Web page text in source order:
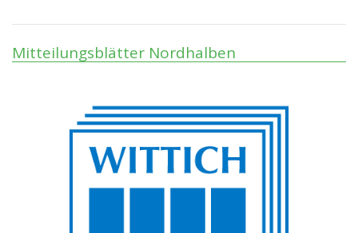
Mitteilungsblätter Nordhalben